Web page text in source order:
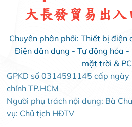
大長發貿易出入
Chuyên phân phối: Thiết bị
Điện dân dụng - Tự động hóa
mặt trời &
GPKD số 0314591145 cấp
chính TP.HCM
Người phụ trách nội dung: Bà
vụ: Chủ tịch HĐTV